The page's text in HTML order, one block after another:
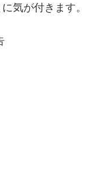
気が付きます。